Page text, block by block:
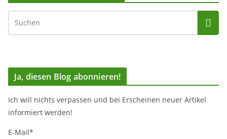
Ja, diesen Blog abonnieren!
Ich will nichts verpassen und bei Erscheinen neuer Artikel
informiert werden!
E-Mail*